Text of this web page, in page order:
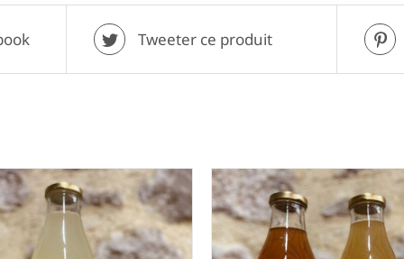
Tweeter ce produit